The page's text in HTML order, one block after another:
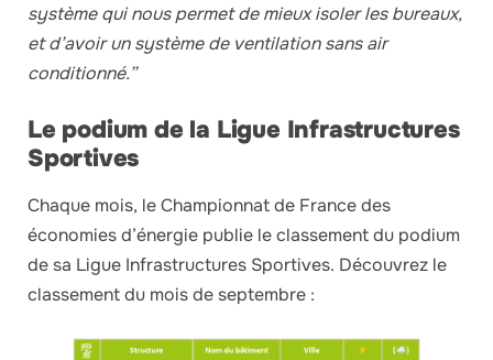
système qui nous permet de mieux isoler les bureaux,
et d’avoir un système de ventilation sans air
conditionné.”
Le podium de la Ligue Infrastructures
Sportives
Chaque mois, le Championnat de France des
économies d’énergie publie le classement du podium
de sa Ligue Infrastructures Sportives. Découvrez le
classement du mois de septembre :